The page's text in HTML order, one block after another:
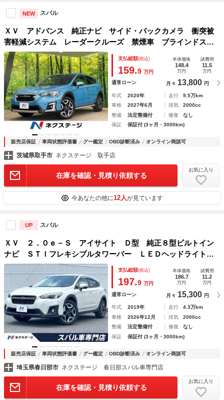
NEW スバル
ＸＶ アドバンス 純正ナビ サイド・バックカメラ 衝突被
害軽減システム レーダークルーズ 禁煙車 ブラインドスポ
ットモニター ハーフレザーシート パワーシート コーナー
センサー ＬＥＤヘッド ＥＴＣ オートハイビーム
支払総額(税込)
159.9 万円
本体価格
148.4
万円
諸費用
11.5
万円
通常ローン 月々 13,800 円
年式 2020年 走行
9.5万km
車検
2027年6月 排気
2000cc
整備
法定整備付 修復
なし
保証
保証付 (3ヶ月・3000km)
販売店保証 車両状態評価書 グー鑑定 OBD診断済み オンライン商談可
茨城県取手市 ネクステージ 取手店
在庫を確認・見積り依頼する
お気に入り
今あなたの他に12人が見ています
UP スバル
ＸＶ ２．０ｅ－Ｓ アイサイト Ｄ型 純正８型ビルトイン
ナビ ＳＴＩフレキシブルタワーバー ＬＥＤヘッドライト
革巻きステアリング 純正１８インチアルミ リアビークルデ
ィテクション メモリー機能付きパワーシート 禁煙車 ワン
オーナー
支払総額(税込)
197.9 万円
本体価格
186.7
万円
諸費用
11.2
万円
通常ローン 月々 15,300 円
年式 2019年 走行
4.3万km
車検
2026年12月 排気
2000cc
整備
法定整備付 修復
なし
保証
保証付 (3ヶ月・3000km)
販売店保証 車両状態評価書 グー鑑定 OBD診断済み オンライン商談可
埼玉県春日部市 ネクステージ 春日部スバル車専門店
在庫を確認・見積り依頼する
お気に入り